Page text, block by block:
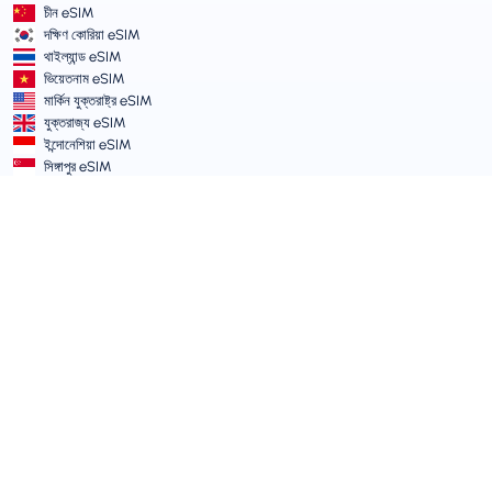
চীন eSIM
দক্ষিণ কোরিয়া eSIM
থাইল্যান্ড eSIM
ভিয়েতনাম eSIM
মার্কিন যুক্তরাষ্ট্র eSIM
যুক্তরাজ্য eSIM
ইন্দোনেশিয়া eSIM
সিঙ্গাপুর eSIM